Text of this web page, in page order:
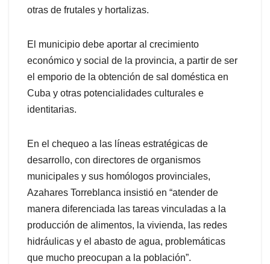
otras de frutales y hortalizas.
El municipio debe aportar al crecimiento
económico y social de la provincia, a partir de ser
el emporio de la obtención de sal doméstica en
Cuba y otras potencialidades culturales e
identitarias.
En el chequeo a las líneas estratégicas de
desarrollo, con directores de organismos
municipales y sus homólogos provinciales,
Azahares Torreblanca insistió en “atender de
manera diferenciada las tareas vinculadas a la
producción de alimentos, la vivienda, las redes
hidráulicas y el abasto de agua, problemáticas
que mucho preocupan a la población”.